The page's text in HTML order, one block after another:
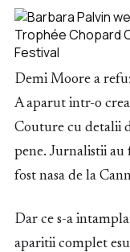
Demi Moore a
A aparut intr-o
Couture cu detalii
pene. Jurnalistii au
fost nasa de la
Dar ce s-a
aparitii complet